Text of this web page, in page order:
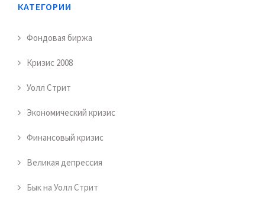
КАТЕГОРИИ
Фондовая биржа
Кризис 2008
Уолл Стрит
Экономический кризис
Финансовый кризис
Великая депрессия
Бык на Уолл Стрит